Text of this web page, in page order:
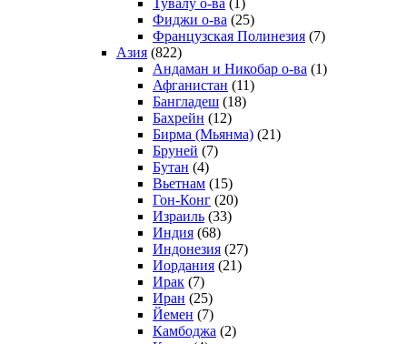
Фиджи о-ва (25)
Французская Полинезия (7)
Азия (822)
Андаман и Никобар о-ва (1)
Афганистан (11)
Бангладеш (18)
Бахрейн (12)
Бирма (Мьянма) (21)
Бруней (7)
Бутан (4)
Вьетнам (15)
Гон-Конг (20)
Израиль (33)
Индия (68)
Индонезия (27)
Иордания (21)
Ирак (7)
Иран (25)
Йемен (7)
Камбоджа (2)